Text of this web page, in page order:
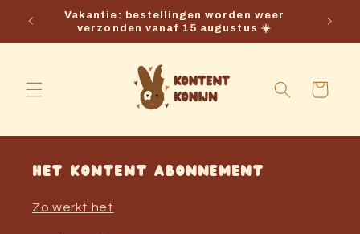
Meteen naar
de content
Vakantie: bestellingen worden weer
verzonden vanaf 15 augustus ☀️
Winkelwagen
Het Kontent abonnement
Zo werkt het